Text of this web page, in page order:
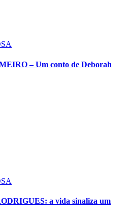
– Um conto de Deborah
a vida sinaliza um